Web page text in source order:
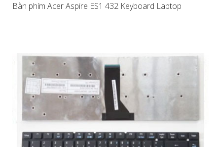
Bàn phím Acer Aspire ES1 432 Keyboard Laptop